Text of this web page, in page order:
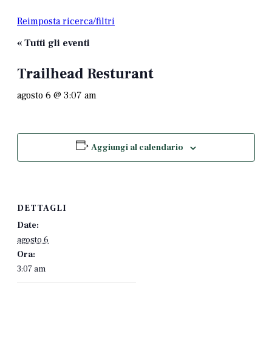
Reimposta ricerca/filtri
« Tutti gli eventi
Trailhead Resturant
agosto 6 @ 3:07 am
Aggiungi al calendario
DETTAGLI
Date:
agosto 6
Ora:
3:07 am